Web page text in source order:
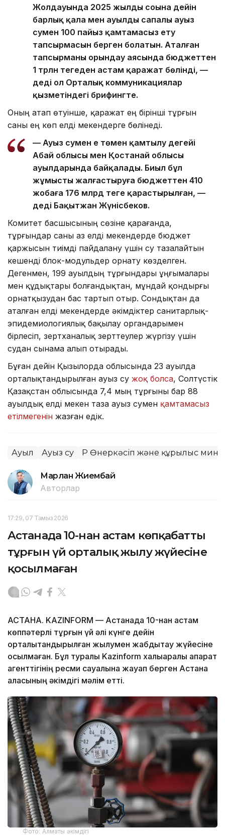
Жолдауында 2025 жылдың соңына дейін
барлық қала мен ауылды сапалы ауыз
сумен 100 пайыз қамтамасыз ету
тапсырмасын берген болатын. Аталған
тапсырманы орындау аясында бюджеттен
1 трлн теңгеден астам қаражат бөлінді, —
деді ол Орталық коммуникациялар
қызметіндегі брифингте.
Оның атап өтуінше, қаражат ең бірінші тұрғын
саны ең көп елді мекендерге бөлінеді.
— Ауыз сумен ең төмен қамтылу деңгейі
Абай облысы мен Қостанай облысы
ауылдарында байқалады. Биыл бұл
жұмысты жалғастыруға бюджеттен 410
жобаға 176 млрд теңге қарастырылған, —
деді Бақытжан Жүнісбеков.
Комитет басшысының сөзіне қарағанда,
тұрғындар саны аз елді мекендерде бюджет
қаржысын тиімді пайдалану үшін су тазалайтын
кешенді блок-модульдер орнату көзделген.
Дегенмен, 199 ауылдың тұрғындары ұңғымалары
мен құдықтары болғандықтан, мұндай қондырғы
орнатқызудан бас тартып отыр. Сондықтан да
аталған елді мекендерде әкімдіктер санитарлық-
эпидемиологиялық бақылау органдарымен
бірлесіп, зертханалық зерттеулер жүргізу үшін
судан сынама алып отырады.
Бұған дейін Қызылорда облысында 23 ауылда
орталықтандырылған ауыз су жоқ болса, Солтүстік
Қазақстан облысында 7,4 мың тұрғыны бар 88
ауылдық елді мекен таза ауыз сумен қамтамасыз
етілмегенін жазған едік.
Ауыл Ауыз су ҚР Өнеркәсіп және құрылыс
Марлан Жиембай
Авторлар
17:29, 07 Тамыз 2026
Астанада 10-нан астам көпқабатты
тұрғын үй орталық жылу жүйесіне
қосылмаған
АСТАНА. KAZINFORM — Астанада 10-нан астам
көппәтерлі тұрғын үй әлі күнге дейін
орталықтандырылған жылумен жабдықтау жүйесіне
қосылмаған. Бұл туралы Kazinform халықаралық ақпарат
агенттігінің ресми сауалына жауап берген Астана
қаласының әкімдігі мәлім етті.
Фото: Алматы әкімдігі